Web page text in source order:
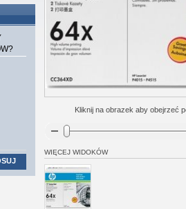
Kliknij na obrazek aby obejrzeć
WIĘCEJ WIDOKÓW